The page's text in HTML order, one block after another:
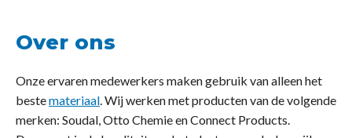
Over ons
Onze ervaren medewerkers maken gebruik van alleen het
bestemateriaal. Wij werken met producten van de volgende
merken: Soudal, Otto Chemie en Connect Products.